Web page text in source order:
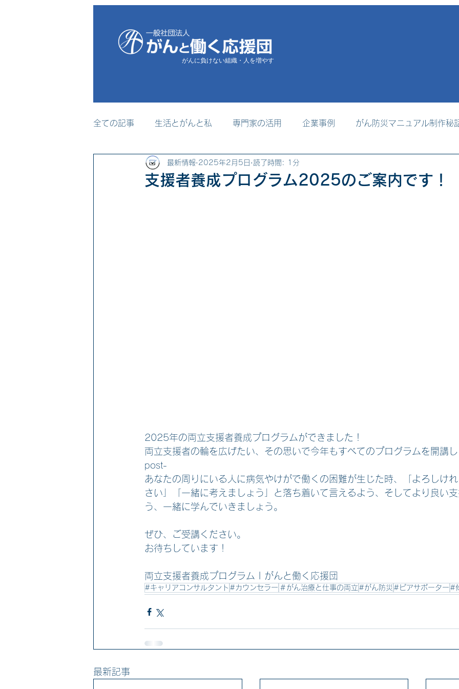
がんに負けない組織・人を増やす
全ての記事 生活とがんと私 専門家の活用 企業事例 がん防災マニュアル制作秘
プレスリリース メディア掲載 支援者養成プログラム
支援者養成プログラム2025のご案内です！
最新情報 2025年2月5日 読了時間: 1分
2025年の両立支援者養成プログラムができました！
両立支援者の輪を広げたい、その思いで今年もすべてのプログラムを開講
post-
あなたの周りにいる人に病気やけがで働くの困難が生じた時、「よろしけ
さい」「一緒に考えましょう」と落ち着いて言えるよう、そしてより良い
う、一緒に学んでいきましょう。
ぜひ、ご受講ください。
お待ちしています！
両立支援者養成プログラム | がんと働く応援団
#キャリアコンサルタント #カウンセラー ＃がん治療と仕事の両立 #がん防災 #ピアサポーター #
最新記事